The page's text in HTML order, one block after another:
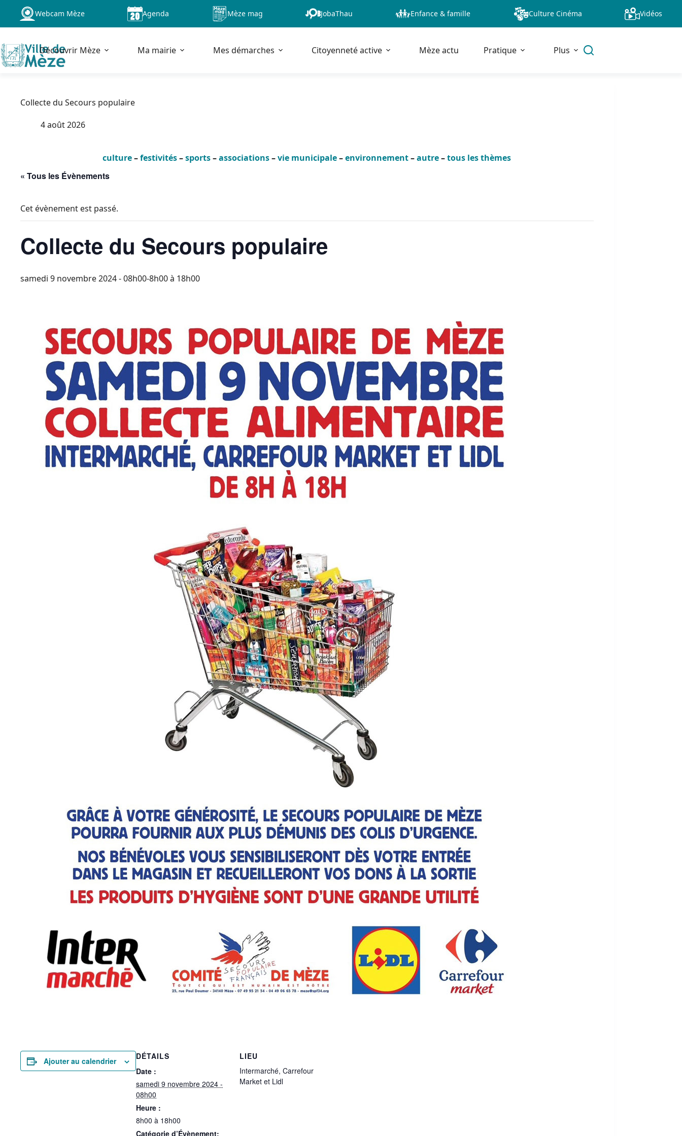
Passer
contenu
Webcam Mèze Agenda Mèze mag JobaThau Enfance & famille Culture Cinéma Vidéos
Découvrir Mèze Ma mairie Mes démarches Citoyenneté active Mèze actu Pratique Plus
Collecte du Secours populaire
4 août 2026
culture–festivités–sports–associations–vie municipale–environnement–autre–tous les thèmes
« Tous les Évènements
Cet évènement est passé.
Collecte du Secours populaire
samedi 9 novembre 2024 - 08h00-8h00à 18h00
Ajouter au calendrier
DÉTAILS
Date :
samedi 9 novembre 2024 -
08h00
Heure :
8h00 à 18h00
Catégorie d’Évènement:
LIEU
Intermarché, Carrefour
Market et Lidl